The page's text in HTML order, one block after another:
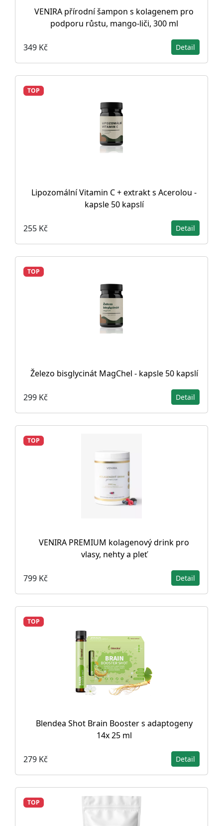
VENIRA přírodní šampon s kolagenem pro
podporu růstu, mango-liči, 300 ml
349 Kč Detail
TOP
Lipozomální Vitamin C + extrakt s Acerolou -
kapsle 50 kapslí
255 Kč Detail
TOP
Železo bisglycinát MagChel - kapsle 50 kapslí
299 Kč Detail
TOP
VENIRA PREMIUM kolagenový drink pro
vlasy, nehty a pleť
799 Kč Detail
TOP
Blendea Shot Brain Booster s adaptogeny
14x 25 ml
279 Kč Detail
TOP